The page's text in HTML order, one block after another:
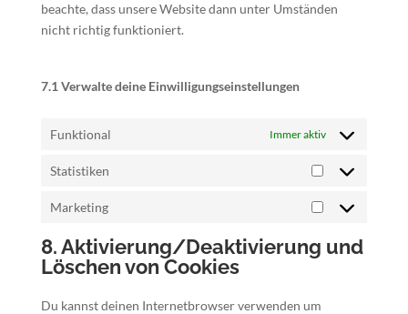
beachte, dass unsere Website dann unter Umständen
nicht richtig funktioniert.
7.1 Verwalte deine Einwilligungseinstellungen
Funktional Immer aktiv
Statistiken
Statistiken
Marketing
Marketing
8. Aktivierung/Deaktivierung und
Löschen von Cookies
Du kannst deinen Internetbrowser verwenden um